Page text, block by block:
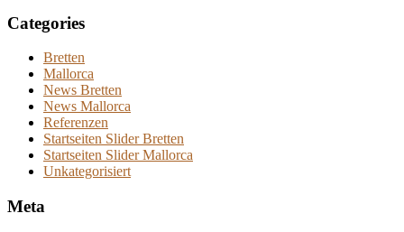
Categories
Bretten
Mallorca
News Bretten
News Mallorca
Referenzen
Startseiten Slider Bretten
Startseiten Slider Mallorca
Unkategorisiert
Meta